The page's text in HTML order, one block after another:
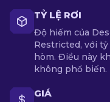
TỶ LỆ RƠI
Độ hiếm của
Restricted, với
hòm. Điều này
không phổ biến.
GIÁ